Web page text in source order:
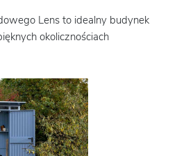
Lens to idealny budynek
okolicznościach